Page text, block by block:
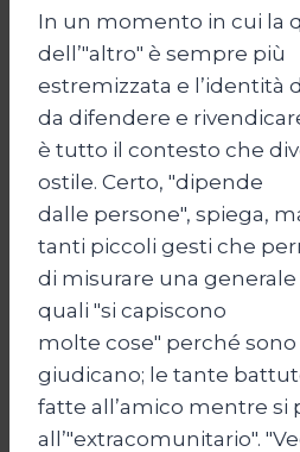
In un momento in cui la
dell’"altro" è sempre più
estremizzata e l’identità
da difendere e
è tutto il contesto che
ostile. Certo, "dipende
dalle persone", spiega,
tanti piccoli gesti che
di misurare una
quali "si capiscono
molte cose" perché
giudicano; le tante
fatte all’amico mentre si
all’"extracomunitario".